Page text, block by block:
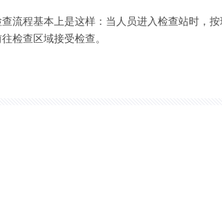
流程基本上是这样：当人员进入检查站时，
检查区域接受检查。